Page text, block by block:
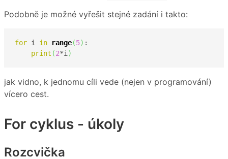
Podobně je možné vyřešit stejné zadání i takto:
for i in range(5) :
print (2*i )
jak vidno, k jednomu cíli vede (nejen v programování)
vícero cest.
For cyklus - úkoly
Rozcvička